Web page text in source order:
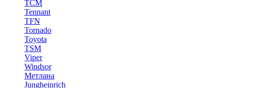
TCM
Tennant
TFN
Tornado
Toyota
TSM
Viper
Windsor
Метлана
Jungheinrich